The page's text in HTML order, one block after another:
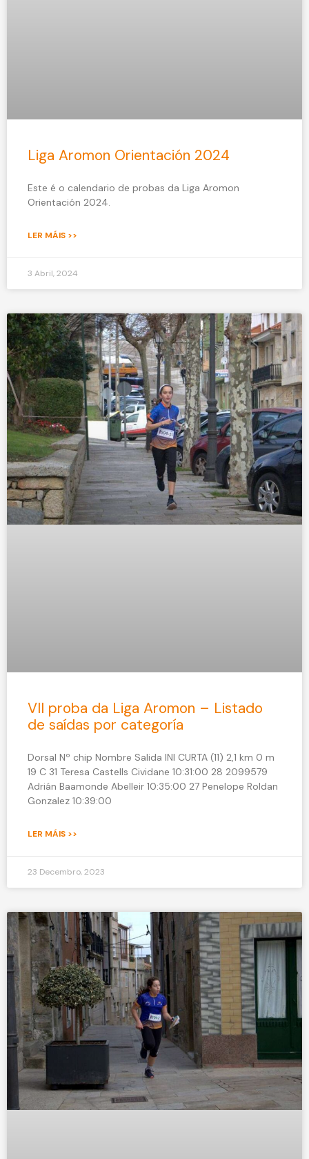
Liga Aromon Orientación 2024
Este é o calendario de probas da Liga Aromon
Orientación 2024.
LER MÁIS >>
3 Abril, 2024
VII proba da Liga Aromon – Listado
de saídas por categoría
Dorsal Nº chip Nombre Salida INI CURTA (11) 2,1 km 0 m
19 C 31 Teresa Castells Cividane 10:31:00 28 2099579
Adrián Baamonde Abelleir 10:35:00 27 Penelope Roldan
Gonzalez 10:39:00
LER MÁIS >>
23 Decembro, 2023